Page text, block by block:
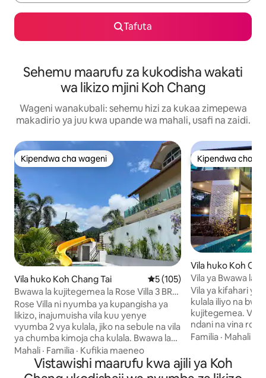
Tafuta
Sehemu maarufu za kukodisha wakati
wa likizo mjini Koh Chang
Wageni wanakubali: sehemu hizi za kukaa zimepewa
makadirio ya juu kwa upande wa mahali, usafi na zaidi.
Kipendwa cha wageni
Kipendwa cha wageni
Vila huko Koh Chang Tai Ukadiriaji wa wastani wa 5
5 (105)
Bwawa la kujitegemea la Rose Villa 3 BR
na Slaidi ya Maji ya Furaha
Rose Villa ni nyumba ya kupangisha ya
likizo, inajumuisha vila kuu yenye
vyumba 2 vya kulala, jiko na sebule na vila
ya chumba kimoja cha kulala. Bwawa la
kujitegemea w/Slaidi ya maji ya
kufurahisha, kituo cha kuchoma nyama
na bustani ya kitropiki yenye
Mahali · Familia · Kufikia maeneo
Kipendwa cha
Kipendwa cha
Vila huko Koh
Vila ya Bwawa la
Vila ya kifahari
kulala iliyo na
kujitegemea.
ndani na vina
kujitegemea na
hali ya hewa na
juu na fittings
Familia · Mahali
Vistawishi maarufu kwa ajili ya Koh